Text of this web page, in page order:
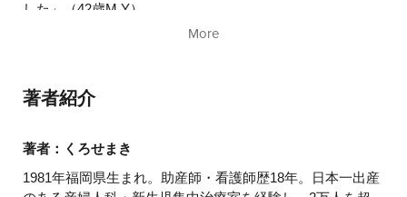
した」（42歳M.Y）
「おかげで妊娠できました」（29歳H.N）
「今まで着床にいたらなかったけど、着床まで行けまし
た」（32歳S.N）
てビックリ！手に汗をかきました」（36歳M.K）
全国から感謝の声続々！8割が妊娠した画期的メソッド！
More
著者紹介
著者：くろせまき
1981年福岡県生まれ。助産師・看護師歴18年。日本一出産